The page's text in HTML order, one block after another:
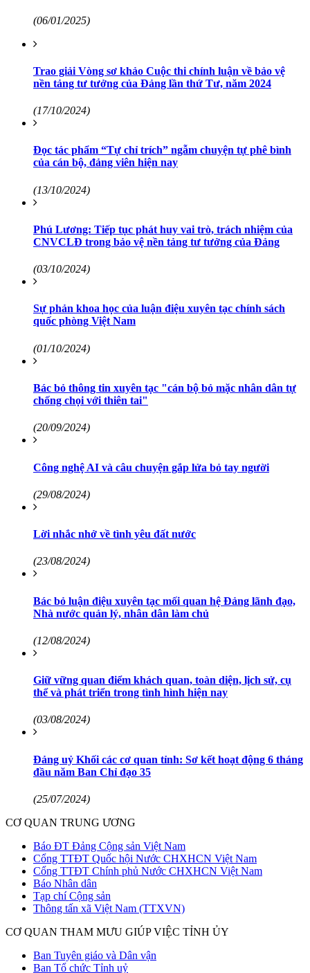
(06/01/2025)
Trao giải Vòng sơ khảo Cuộc thi chính luận về bảo vệ
nền tảng tư tưởng của Đảng lần thứ Tư, năm 2024
(17/10/2024)
Đọc tác phẩm “Tự chỉ trích” ngẫm chuyện tự phê bình
của cán bộ, đảng viên hiện nay
(13/10/2024)
Phú Lương: Tiếp tục phát huy vai trò, trách nhiệm của
CNVCLĐ trong bảo vệ nền tảng tư tưởng của Đảng
(03/10/2024)
Sự phản khoa học của luận điệu xuyên tạc chính sách
quốc phòng Việt Nam
(01/10/2024)
Bác bỏ thông tin xuyên tạc "cán bộ bỏ mặc nhân dân tự
chống chọi với thiên tai"
(20/09/2024)
Công nghệ AI và câu chuyện gắp lửa bỏ tay người
(29/08/2024)
Lời nhắc nhở về tình yêu đất nước
(23/08/2024)
Bác bỏ luận điệu xuyên tạc mối quan hệ Đảng lãnh đạo,
Nhà nước quản lý, nhân dân làm chủ
(12/08/2024)
Giữ vững quan điểm khách quan, toàn diện, lịch sử, cụ
thể và phát triển trong tình hình hiện nay
(03/08/2024)
Đảng uỷ Khối các cơ quan tỉnh: Sơ kết hoạt động 6 tháng
đầu năm Ban Chỉ đạo 35
(25/07/2024)
CƠ QUAN TRUNG ƯƠNG
Báo ĐT Đảng Cộng sản Việt Nam
Cổng TTĐT Quốc hội Nước CHXHCN Việt Nam
Cổng TTĐT Chính phủ Nước CHXHCN Việt Nam
Báo Nhân dân
Tạp chí Cộng sản
Thông tấn xã Việt Nam (TTXVN)
CƠ QUAN THAM MƯU GIÚP VIỆC TỈNH ỦY
Ban Tuyên giáo và Dân vận
Ban Tổ chức Tỉnh uỷ